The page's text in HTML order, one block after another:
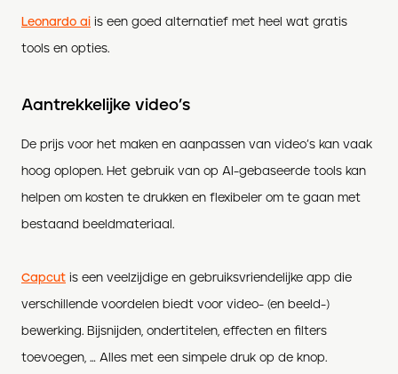
Leonardo ai is een goed alternatief met heel wat gratis
tools en opties.
Aantrekkelijke video’s
De prijs voor het maken en aanpassen van video’s kan vaak
hoog oplopen. Het gebruik van op AI-gebaseerde tools kan
helpen om kosten te drukken en flexibeler om te gaan met
bestaand beeldmateriaal.
Capcut is een veelzijdige en gebruiksvriendelijke app die
verschillende voordelen biedt voor video- (en beeld-)
bewerking. Bijsnijden, ondertitelen, effecten en filters
toevoegen, … Alles met een simpele druk op de knop.